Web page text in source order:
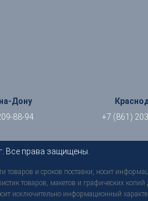
Дону
88-94
+7 (861)
Все права защищены.
товаров и сроков поставки, носит
товаров, макетов и графических копий
исключительно информационный